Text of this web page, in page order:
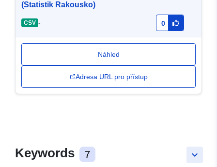
(Statistik Rakousko)
CSV - 0
Náhled
Adresa URL pro přístup
keyboard_arrow_down
Keywords 7